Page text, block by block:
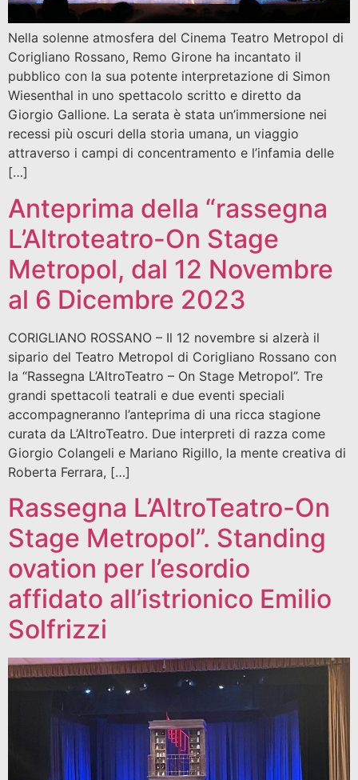
Nella solenne atmosfera del Cinema Teatro Metropol di
Corigliano Rossano, Remo Girone ha incantato il
pubblico con la sua potente interpretazione di Simon
Wiesenthal in uno spettacolo scritto e diretto da
Giorgio Gallione. La serata è stata un’immersione nei
recessi più oscuri della storia umana, un viaggio
attraverso i campi di concentramento e l’infamia delle
[…]
Anteprima della “rassegna
L’Altroteatro-On Stage
Metropol, dal 12 Novembre
al 6 Dicembre 2023
CORIGLIANO ROSSANO – Il 12 novembre si alzerà il
sipario del Teatro Metropol di Corigliano Rossano con
la “Rassegna L’AltroTeatro – On Stage Metropol”. Tre
grandi spettacoli teatrali e due eventi speciali
accompagneranno l’anteprima di una ricca stagione
curata da L’AltroTeatro. Due interpreti di razza come
Giorgio Colangeli e Mariano Rigillo, la mente creativa di
Roberta Ferrara, […]
Rassegna L’AltroTeatro-On
Stage Metropol”. Standing
ovation per l’esordio
affidato all’istrionico Emilio
Solfrizzi